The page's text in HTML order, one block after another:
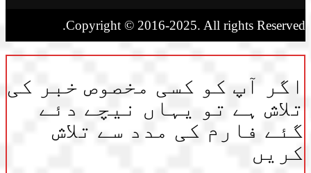
Copyright © 2016-2025. All rights Reserved.
اگر آپ کو کسی مخصوص خبر کی
تلاش ہے تو یہاں نیچے دئے
گئے فارم کی مدد سے تلاش
کریں